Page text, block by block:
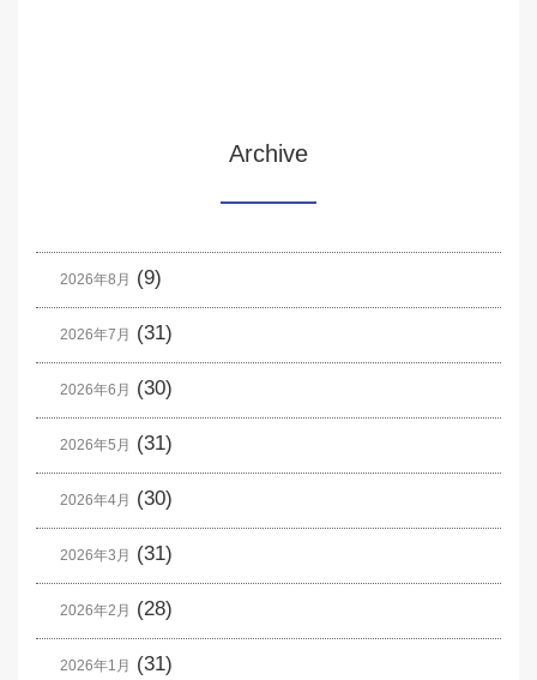
Archive
2026年8月 (9)
2026年7月 (31)
2026年6月 (30)
2026年5月 (31)
2026年4月 (30)
2026年3月 (31)
2026年2月 (28)
2026年1月 (31)